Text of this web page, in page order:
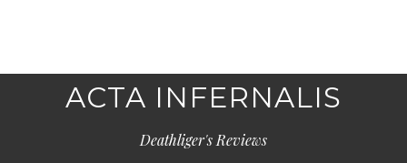
ACTA INFERNALIS
Deathliger's Reviews